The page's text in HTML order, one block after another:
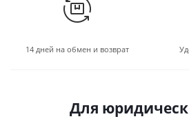
14 дней на обмен и возврат
Для